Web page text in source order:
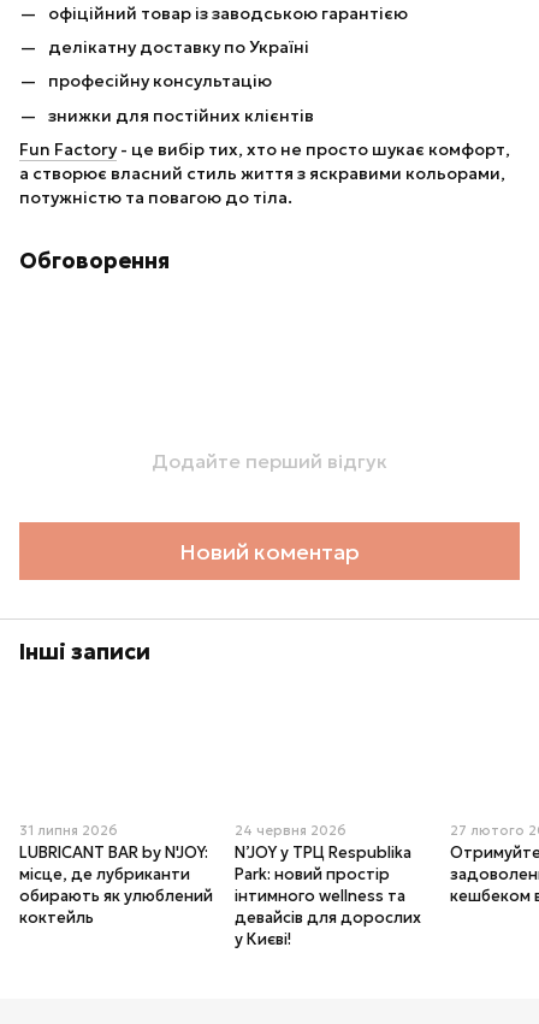
офіційний товар із заводською гарантією
делікатну доставку по Україні
професійну консультацію
знижки для постійних клієнтів
Fun Factory- це вибір тих, хто не просто шукає комфорт,
а створює власний стиль життя з яскравими кольорами,
потужністю та повагою до тіла.
Обговорення
Додайте перший відгук
Новий коментар
Інші записи
31 липня 2026
LUBRICANT BAR by N'JOY:
місце, де лубриканти
обирають як улюблений
коктейль
24 червня 2026
N’JOY у ТРЦ Respublika
Park: новий простір
інтимного wellness та
девайсів для дорослих
у Києві!
27 лютого
кешбеком